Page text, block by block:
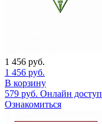
1 456 руб.
1 456 руб.
В корзину
579 руб. Онлайн доступ
Ознакомиться